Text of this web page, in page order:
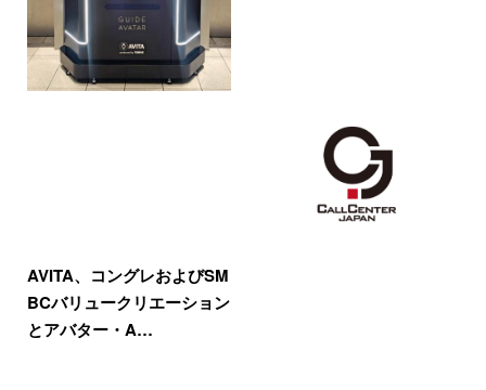
AVITA、コングレおよびSM
BCバリュークリエーション
とアバター・A…